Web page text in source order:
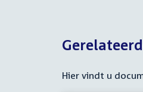
Hier vindt u